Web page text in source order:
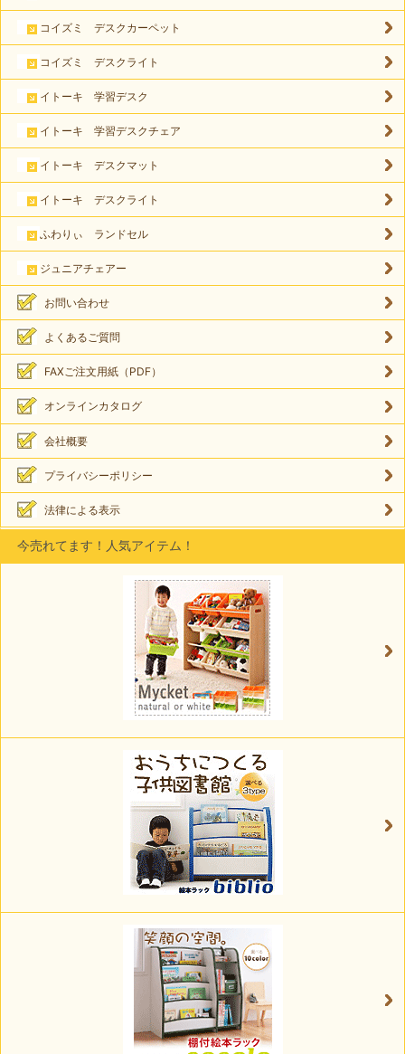
コイズミ デスクカーペット
コイズミ デスクライト
イトーキ 学習デスク
イトーキ 学習デスクチェア
イトーキ デスクマット
イトーキ デスクライト
ふわりぃ ランドセル
ジュニアチェアー
お問い合わせ
よくあるご質問
FAXご注文用紙（PDF）
オンラインカタログ
会社概要
プライバシーポリシー
法律による表示
今売れてます！人気アイテム！